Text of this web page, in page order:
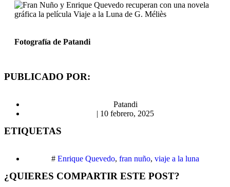
Fotografía de Patandi
PUBLICADO POR:
Patandi
| 10 febrero, 2025
ETIQUETAS
# Enrique Quevedo, fran nuño, viaje a la luna
¿QUIERES COMPARTIR ESTE POST?